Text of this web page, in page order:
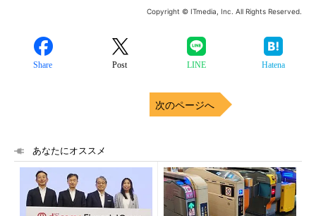
Copyright © ITmedia, Inc. All Rights Reserved.
Share Post LINE Hatena
次のページへ
あなたにオススメ